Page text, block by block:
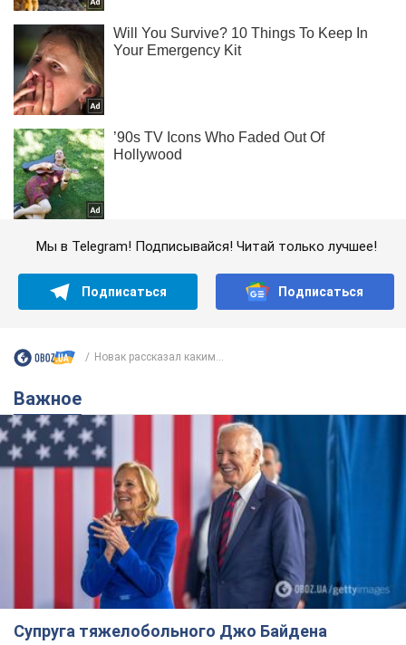
Мы в Telegram! Подписывайся! Читай только лучшее!
Подписаться Подписаться
Новак рассказал каким...
Важное
Супруга тяжелобольного Джо Байдена